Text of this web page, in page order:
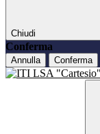
Chiudi
Conferma
Annulla Conferma